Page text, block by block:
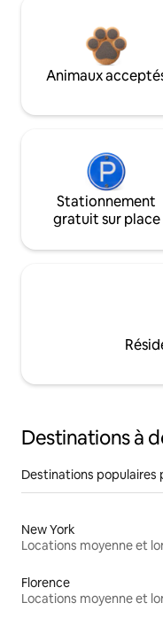
Animaux
Stationnement
gratuit sur place
Destinations à
Destinations populaires
New York
Florence